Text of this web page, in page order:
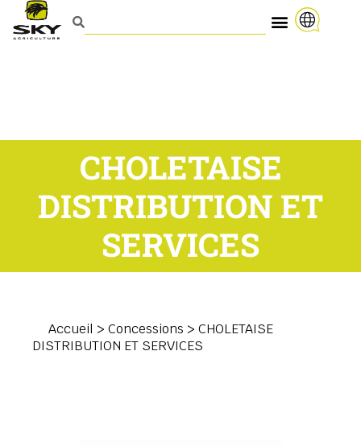
CHOLETAISE
DISTRIBUTION ET
SERVICES
Accueil > Concessions > CHOLETAISE
DISTRIBUTION ET SERVICES